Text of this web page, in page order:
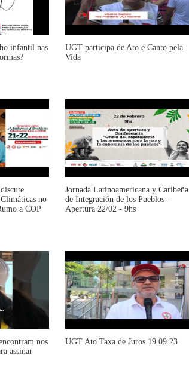
infantil nas
UGT participa de Ato e Canto pela
Vida
no
a COP
Jornada Latinoamericana y Caribeña
de Integración de los Pueblos -
Apertura 22/02 - 9hs
nos
assinar
UGT Ato Taxa de Juros 19 09 23